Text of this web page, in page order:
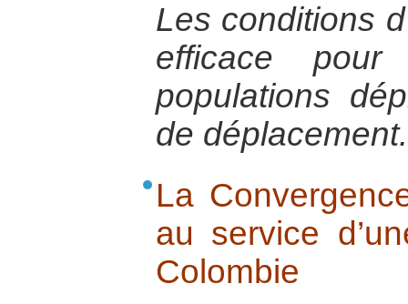
Les conditions
efficace
populations
de déplacement.
La
au service
Colombie